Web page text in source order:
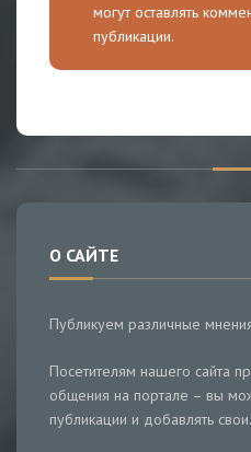
могут оставлять
публикации.
О САЙТЕ
Публикуем различные
Посетителям нашего сайта
общения на портале – вы
публикации и добавлять свои.